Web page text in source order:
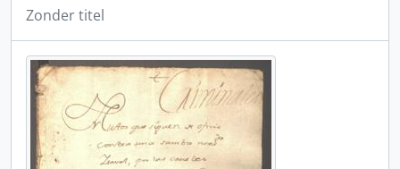
Zonder titel